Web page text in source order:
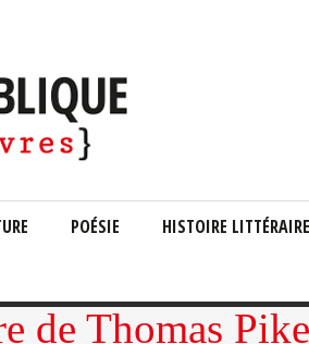
POÉSIE HISTOIRE LITTÉRAIRE
de Thomas